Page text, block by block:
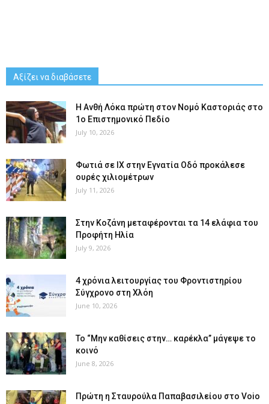
Αξίζει να διαβάσετε
Η Ανθή Λόκα πρώτη στον Νομό Καστοριάς στο
1ο Επιστημονικό Πεδίο
July 10, 2026
Φωτιά σε ΙΧ στην Εγνατία Οδό προκάλεσε
ουρές χιλιομέτρων
July 11, 2026
Στην Κοζάνη μεταφέρονται τα 14 ελάφια του
Προφήτη Ηλία
July 9, 2026
4 χρόνια λειτουργίας του Φροντιστηρίου
Σύγχρονο στη Χλόη
June 10, 2026
Το “Μην καθίσεις στην… καρέκλα” μάγεψε το
κοινό
June 8, 2026
Πρώτη η Σταυρούλα Παπαβασιλείου στο Voio